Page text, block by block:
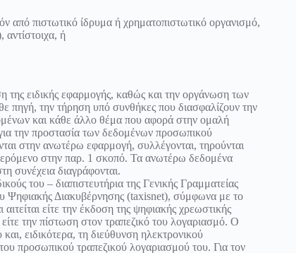
από πιστωτικό ίδρυμα ή χρηματοπιστωτικό οργανισμό,
ή
ειδικής εφαρμογής, καθώς και την οργάνωση των
την τήρηση υπό συνθήκες που διασφαλίζουν την
και κάθε άλλο θέμα που αφορά στην ομαλή
για την προστασία των δεδομένων προσωπικού
στην ανωτέρω εφαρμογή, συλλέγονται, τηρούνται
στην παρ. 1 σκοπό. Τα ανωτέρω δεδομένα
συνέχεια διαγράφονται.
του – διαπιστευτήρια της Γενικής Γραμματείας
Ψηφιακής Διακυβέρνησης (taxisnet), σύμφωνα με το
είτε την έκδοση της ψηφιακής χρεωστικής
την πίστωση στον τραπεζικό του λογαριασμό. Ο
και, ειδικότερα, τη διεύθυνση ηλεκτρονικού
προσωπικού τραπεζικού λογαριασμού του. Για τον